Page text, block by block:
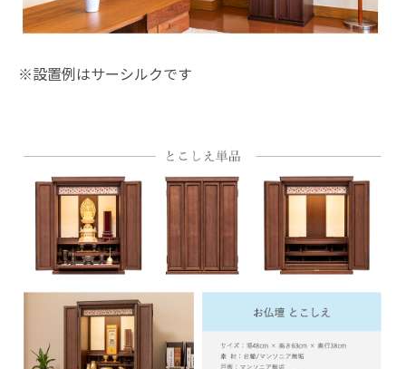
※設置例はサーシルクです